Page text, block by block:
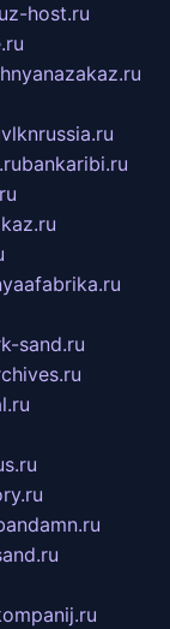
z-host.ru
vlknrussia.ru
bankaribi.ru
sand.ru